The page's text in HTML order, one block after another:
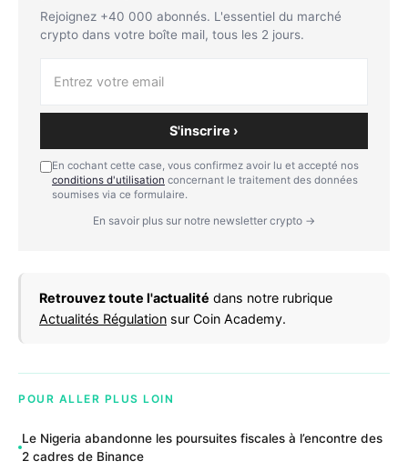
Rejoignez +40 000 abonnés. L'essentiel du marché
crypto dans votre boîte mail, tous les 2 jours.
S'inscrire ›
En cochant cette case, vous confirmez avoir lu et accepté nos
conditions d'utilisation concernant le traitement des données
soumises via ce formulaire.
En savoir plus sur notre newsletter crypto →
Retrouvez toute l'actualité dans notre rubrique
Actualités Régulation sur Coin Academy.
POUR ALLER PLUS LOIN
Le Nigeria abandonne les poursuites fiscales à l’encontre des
2 cadres de Binance